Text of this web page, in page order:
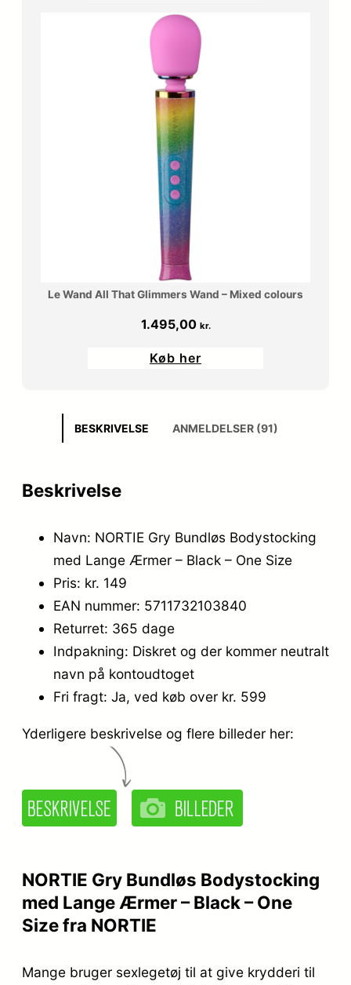
Le Wand All That Glimmers Wand – Mixed colours
1.495,00 kr.
Køb her
BESKRIVELSE ANMELDELSER (91)
Beskrivelse
Navn: NORTIE Gry Bundløs Bodystocking
med Lange Ærmer – Black – One Size
Pris: kr. 149
EAN nummer: 5711732103840
Returret: 365 dage
Indpakning: Diskret og der kommer neutralt
navn på kontoudtoget
Fri fragt: Ja, ved køb over kr. 599
Yderligere beskrivelse og flere billeder her:
NORTIE Gry Bundløs Bodystocking
med Lange Ærmer – Black – One
Size fra NORTIE
Mange bruger sexlegetøj til at give krydderi til